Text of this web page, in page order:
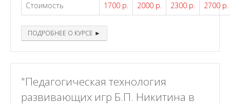
Стоимость
1700 р. 2000 р. 2300 р. 2700 р.
ПОДРОБНЕЕ О КУРСЕ ►
"Педагогическая технология
развивающих игр Б.П. Никитина в